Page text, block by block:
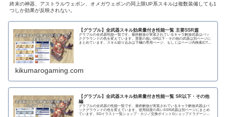
終末の神器、アストラルウェポン、オメガウェポンの同上限UP系スキルは複数装備しても1
つしか効果が反映されない。
【グラブル】全武器スキル効果量付き性能一覧 主要SSR篇
グラブルの全武器性能一覧です。最終解放が実装されているキャラ解放武器はバッ
クグラウンドの色を変えています。需要の低いSR以下・その他の武器は別ページに
まとめています。スキル絞り込みは下欄の専用ページ、もしくはページ内検索(CTRL
kikumarogaming.com
【グラブル】全武器スキル効果量付き性能一覧 SR以下・その他
編
グラブルの全武器の性能一覧です。最終解放が実装されているキャラ解放武器はバ
ックグラウンドの色を変えています。使用頻度の高いSSR武器は別ページにまとめ
ています。SDイラスト一覧ショップ・カジノ交換ポイントGショップドラグーンラ